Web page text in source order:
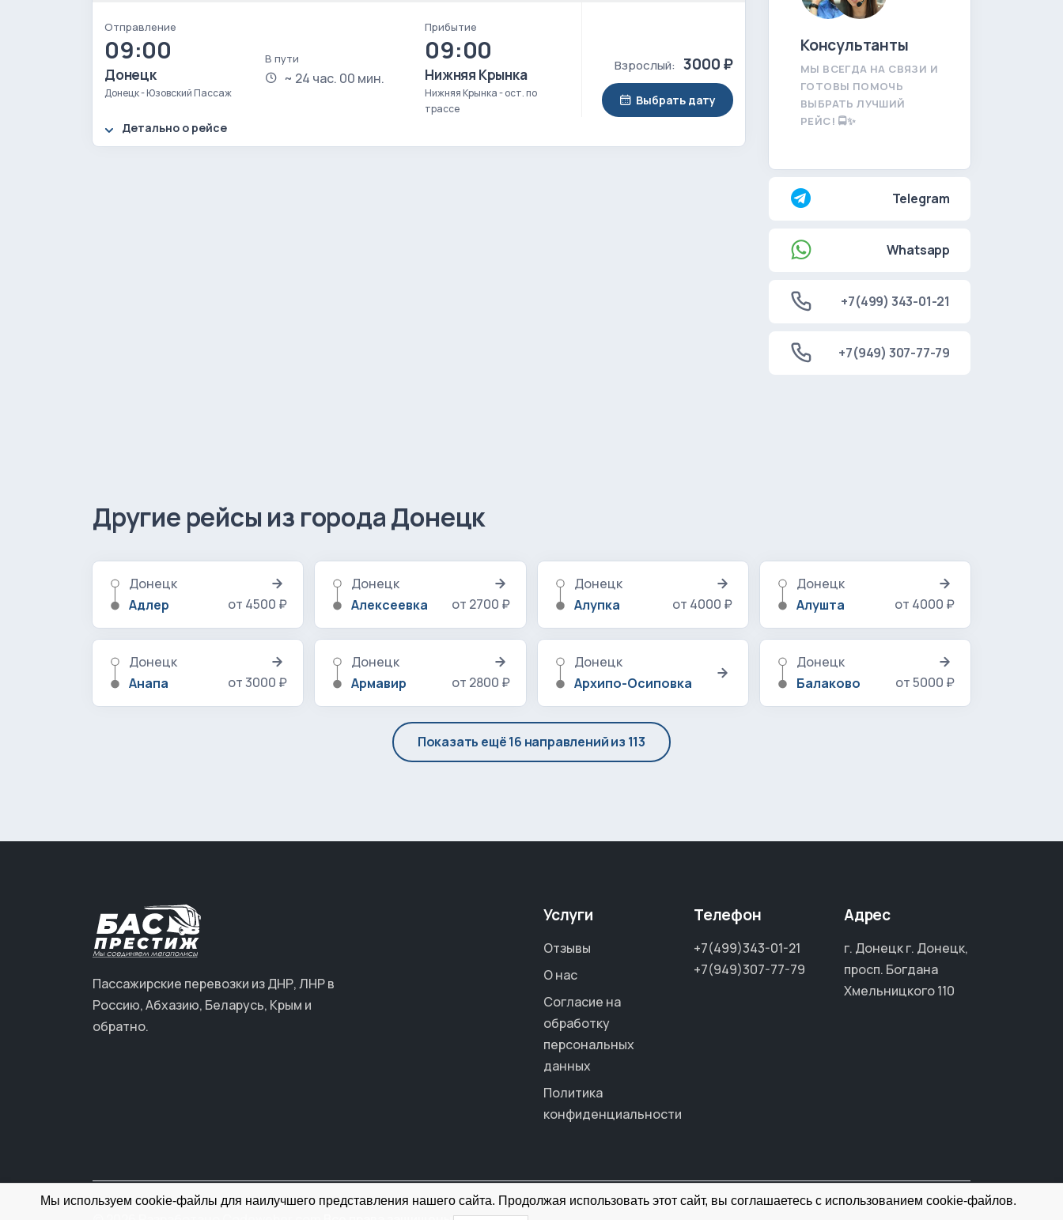
Отправление
09:00
Донецк
Донецк - Юзовский Пассаж
В пути
~ 24 час. 00 мин.
Прибытие
09:00
Нижняя Крынка
Нижняя Крынка - ост. по
трассе
Взрослый: 3000 ₽
Выбрать дату
Детально о рейсе
Консультанты
МЫ ВСЕГДА НА СВЯЗИ И
ГОТОВЫ ПОМОЧЬ
ВЫБРАТЬ ЛУЧШИЙ
РЕЙС! 🚍✨
Telegram
Whatsapp
+7(499) 343-01-21
+7(949) 307-77-79
Другие рейсы из города Донецк
Донецк
Адлер
от 4500 ₽
Донецк
Алексеевка
от 2700 ₽
Донецк
Алупка
от 4000 ₽
Донецк
Алушта
от 4000 ₽
Донецк
Анапа
от 3000 ₽
Донецк
Армавир
от 2800 ₽
Донецк
Архипо-Осиповка
Донецк
Балаково
от 5000 ₽
Показать ещё 16 направлений из 113
Пассажирские перевозки из ДНР, ЛНР в
Россию, Абхазию, Беларусь, Крым и
обратно.
Услуги
Отзывы
О нас
Согласие на
обработку
персональных
данных
Политика
конфиденциальности
Телефон
+7(499)343-01-21
+7(949)307-77-79
Адрес
г. Донецк г. Донецк,
просп. Богдана
Хмельницкого 110
Мы используем cookie-файлы для наилучшего представления нашего сайта. Продолжая использовать этот сайт, вы соглашаетесь с использованием cookie-файлов.